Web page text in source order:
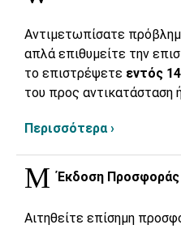
Αντιμετωπίσατε
απλά επιθυμείτε την
το επιστρέψετε εντός
του προς αντικατάσταση
Περισσότερα ›
Έκδοση Προσφοράς
Αιτηθείτε επίσημη